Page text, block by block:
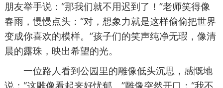
朋友举手说：“那我们就不用迟到了！”老师笑得像
春雨，慢慢点头：“对，想象力就是这样偷偷把世界
变成你喜欢的模样。”孩子们的笑声纯净无瑕，像清
晨的露珠，映出希望的光。
一位路人看到公园里的雕像低头沉思，感慨地
说：“这雕像看起来好忧郁。”雕像突然开口：“我不